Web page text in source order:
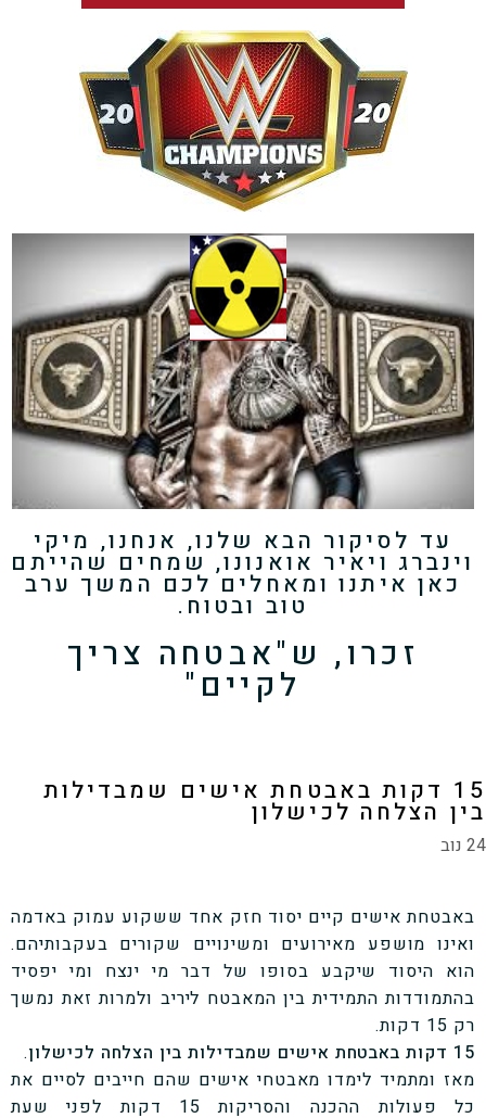
עד לסיקור הבא שלנו, אנחנו, מיקי
וינברג ויאיר אואנונו, שמחים שהייתם
כאן איתנו ומאחלים לכם המשך ערב
טוב ובטוח.
זכרו, ש"אבטחה צריך
לקיים"
15 דקות באבטחת אישים שמבדילות
בין הצלחה לכישלון
24 נוב
באבטחת אישים קיים יסוד חזק אחד ששקוע עמוק באדמה
ואינו מושפע מאירועים ומשינויים שקורים בעקבותיהם.
הוא היסוד שיקבע בסופו של דבר מי ינצח ומי יפסיד
בהתמודדות התמידית בין המאבטח ליריב ולמרות זאת נמשך
רק 15 דקות.
15 דקות באבטחת אישים שמבדילות בין הצלחה לכישלון
.
מאז ומתמיד לימדו מאבטחי אישים שהם חייבים לסיים את
כל פעולות ההכנה והסריקות 15 דקות לפני שעת